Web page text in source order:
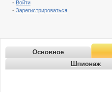
- Войти
- Зарегистрироваться
Основное
Шпионаж